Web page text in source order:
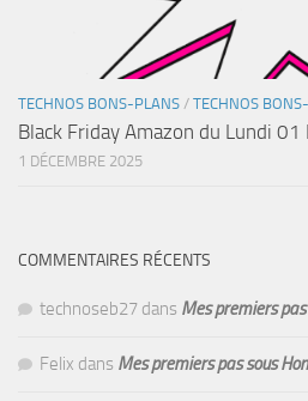
TECHNOS BONS-PLANS / TECHNOS
Black Friday Amazon du Lundi
1 DÉCEMBRE 2025
COMMENTAIRES RÉCENTS
technoseb27 dans Mes premiers
Felix dans Mes premiers pas sous